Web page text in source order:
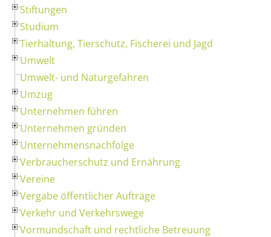
Stiftungen
Studium
Tierhaltung, Tierschutz, Fischerei und Jagd
Umwelt
Umwelt- und Naturgefahren
Umzug
Unternehmen führen
Unternehmen gründen
Unternehmensnachfolge
Verbraucherschutz und Ernährung
Vereine
Vergabe öffentlicher Aufträge
Verkehr und Verkehrswege
Vormundschaft und rechtliche Betreuung